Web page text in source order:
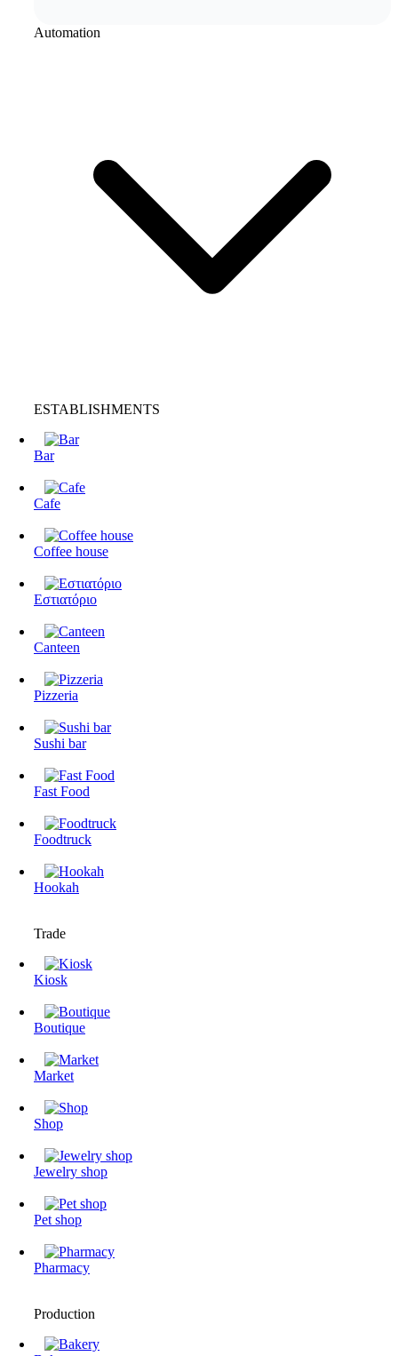
Automation
ESTABLISHMENTS
Bar
Cafe
Coffee house
Εστιατόριο
Canteen
Pizzeria
Sushi bar
Fast Food
Foodtruck
Hookah
Trade
Kiosk
Boutique
Market
Shop
Jewelry shop
Pet shop
Pharmacy
Production